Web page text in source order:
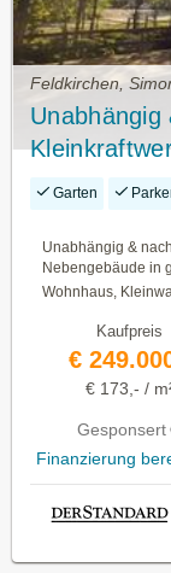
Wohnhaus
Garten
Unabhängig &
Nebengebäude in
Wohnhaus,
Kaufpreis
€
€ 173,- /
Gesponsert
Finanzierung